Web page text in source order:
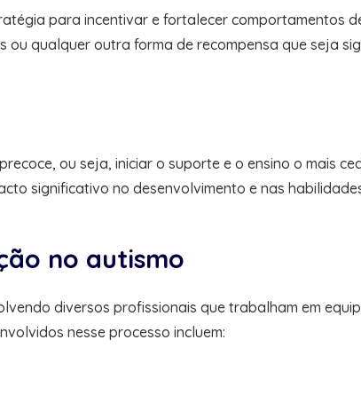
para incentivar e fortalecer comportamentos
qualquer outra forma de recompensa que seja
ou seja, iniciar o suporte e o ensino o mais
significativo no desenvolvimento e nas
no autismo
diversos profissionais que trabalham em
nesse processo incluem: